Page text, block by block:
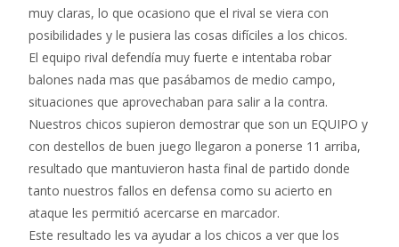
muy claras, lo que ocasiono que el rival se viera con
posibilidades y le pusiera las cosas difíciles a los chicos.
El equipo rival defendía muy fuerte e intentaba robar
balones nada mas que pasábamos de medio campo,
situaciones que aprovechaban para salir a la contra.
Nuestros chicos supieron demostrar que son un EQUIPO y
con destellos de buen juego llegaron a ponerse 11 arriba,
resultado que mantuvieron hasta final de partido donde
tanto nuestros fallos en defensa como su acierto en
ataque les permitió acercarse en marcador.
Este resultado les va ayudar a los chicos a ver que los